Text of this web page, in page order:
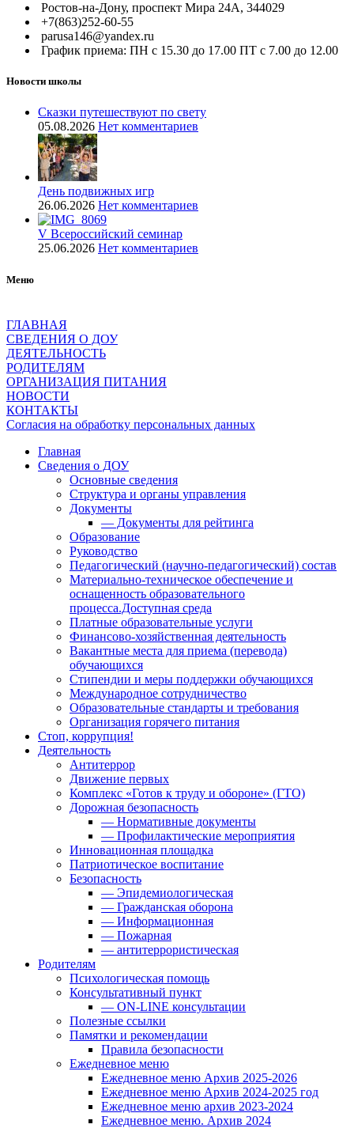
Ростов-на-Дону, проспект Мира 24А, 344029
+7(863)252-60-55
parusa146@yandex.ru
График приема: ПН с 15.30 до 17.00 ПТ с 7.00 до 12.00
Новости школы
Сказки путешествуют по свету
05.08.2026 Нет комментариев
День подвижных игр
26.06.2026 Нет комментариев
V Всероссийский семинар
25.06.2026 Нет комментариев
Меню
ГЛАВНАЯ
СВЕДЕНИЯ О ДОУ
ДЕЯТЕЛЬНОСТЬ
РОДИТЕЛЯМ
ОРГАНИЗАЦИЯ ПИТАНИЯ
НОВОСТИ
КОНТАКТЫ
Согласия на обработку персональных данных
Главная
Сведения о ДОУ
Основные сведения
Структура и органы управления
Документы
— Документы для рейтинга
Образование
Руководство
Педагогический (научно-педагогический) состав
Материально-техническое обеспечение и
оснащенность образовательного
процесса.Доступная среда
Платные образовательные услуги
Финансово-хозяйственная деятельность
Вакантные места для приема (перевода)
обучающихся
Стипендии и меры поддержки обучающихся
Международное сотрудничество
Образовательные стандарты и требования
Организация горячего питания
Стоп, коррупция!
Деятельность
Антитеррор
Движение первых
Комплекс «Готов к труду и обороне» (ГТО)
Дорожная безопасность
— Нормативные документы
— Профилактические мероприятия
Инновационная площадка
Патриотическое воспитание
Безопасность
— Эпидемиологическая
— Гражданская оборона
— Информационная
— Пожарная
— антитеррористическая
Родителям
Психологическая помощь
Консультативный пункт
— ON-LINE консультации
Полезные ссылки
Памятки и рекомендации
Правила безопасности
Ежедневное меню
Ежедневное меню Архив 2025-2026
Ежедневное меню Архив 2024-2025 год
Ежедневное меню архив 2023-2024
Ежедневное меню. Архив 2024